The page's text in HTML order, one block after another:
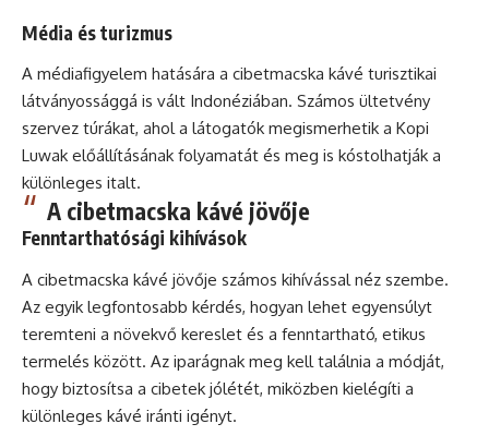
Média és turizmus
A médiafigyelem hatására a cibetmacska kávé turisztikai
látványossággá is vált Indonéziában. Számos ültetvény
szervez túrákat, ahol a látogatók megismerhetik a Kopi
Luwak előállításának folyamatát és meg is kóstolhatják a
különleges italt.
A cibetmacska kávé jövője
Fenntarthatósági kihívások
A cibetmacska kávé jövője számos kihívással néz szembe.
Az egyik legfontosabb kérdés, hogyan lehet egyensúlyt
teremteni a növekvő kereslet és a fenntartható, etikus
termelés között. Az iparágnak meg kell találnia a módját,
hogy biztosítsa a cibetek jólétét, miközben kielégíti a
különleges kávé iránti igényt.